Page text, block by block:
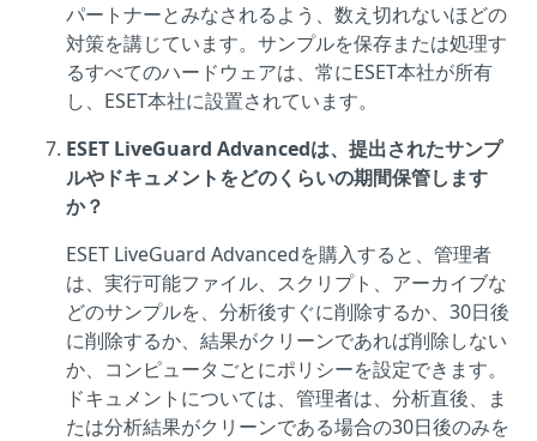
パートナーとみなされるよう、数え切れないほどの
対策を講じています。サンプルを保存または処理す
るすべてのハードウェアは、常にESET本社が所有
し、ESET本社に設置されています。
ESET LiveGuard Advancedは、提出されたサンプ
ルやドキュメントをどのくらいの期間保管します
か？
ESET LiveGuard Advancedを購入すると、管理者
は、実行可能ファイル、スクリプト、アーカイブな
どのサンプルを、分析後すぐに削除するか、30日後
に削除するか、結果がクリーンであれば削除しない
か、コンピュータごとにポリシーを設定できます。
ドキュメントについては、管理者は、分析直後、ま
たは分析結果がクリーンである場合の30日後のみを